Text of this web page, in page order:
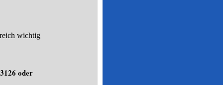
wichtig
3126 oder